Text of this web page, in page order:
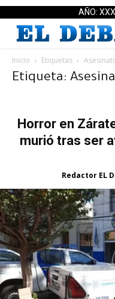
AÑO:
Inicio Etiquetas
Etiqueta:
Horror en
murió tras ser
Redactor EL